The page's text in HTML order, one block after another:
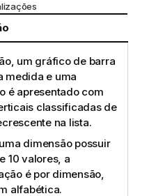
um gráfico de barra
medida e uma
é apresentado com
classificadas de
na lista.
dimensão possuir
10 valores, a
é por dimensão,
alfabética.